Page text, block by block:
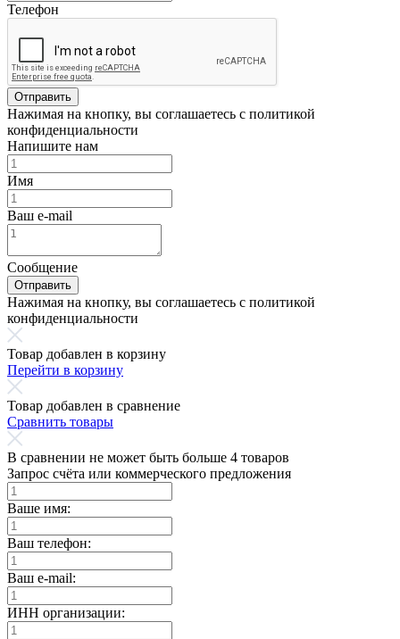
Телефон
Отправить
Нажимая на кнопку, вы соглашаетесь с политикой
конфиденциальности
Напишите нам
Имя
Ваш e-mail
Сообщение
Отправить
Нажимая на кнопку, вы соглашаетесь с политикой
конфиденциальности
Товар добавлен в корзину
Перейти в корзину
Товар добавлен в сравнение
Сравнить товары
В сравнении не может быть больше 4 товаров
Запрос счёта или коммерческого предложения
Ваше имя:
Ваш телефон:
Ваш e-mail:
ИНН организации: